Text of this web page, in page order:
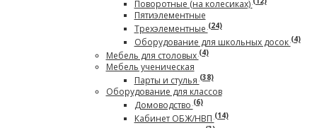
Поворотные (на колесиках)
Пятиэлементные
Трехэлементные(24)
Оборудование для школьных досок(4)
Мебель для столовых(4)
Мебель ученическая
Парты и стулья(38)
Оборудование для классов
Домоводство(6)
Кабинет ОБЖ/НВП(14)